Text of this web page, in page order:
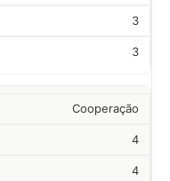
3
3
Cooperação
4
4